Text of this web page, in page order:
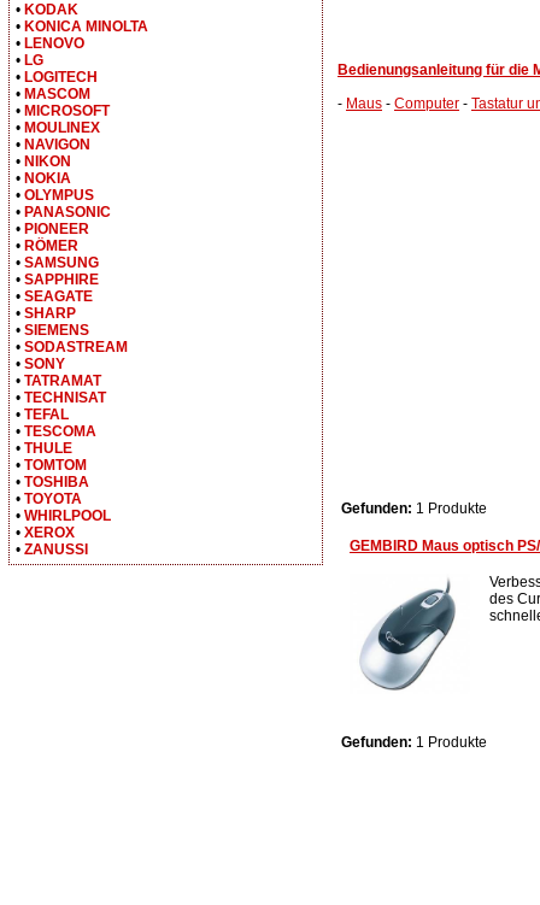
Bedienungsanleitung für die
- Maus - Computer - Tastatur
Gefunden: 1 Produkte
GEMBIRD Maus optisch
des
Gefunden: 1 Produkte
• KODAK
• KONICA MINOLTA
• LENOVO
• LG
• LOGITECH
• MASCOM
• MICROSOFT
• MOULINEX
• NAVIGON
• NIKON
• NOKIA
• OLYMPUS
• PANASONIC
• PIONEER
• RÖMER
• SAMSUNG
• SAPPHIRE
• SEAGATE
• SHARP
• SIEMENS
• SODASTREAM
• SONY
• TATRAMAT
• TECHNISAT
• TEFAL
• TESCOMA
• THULE
• TOMTOM
• TOSHIBA
• TOYOTA
• WHIRLPOOL
• XEROX
• ZANUSSI